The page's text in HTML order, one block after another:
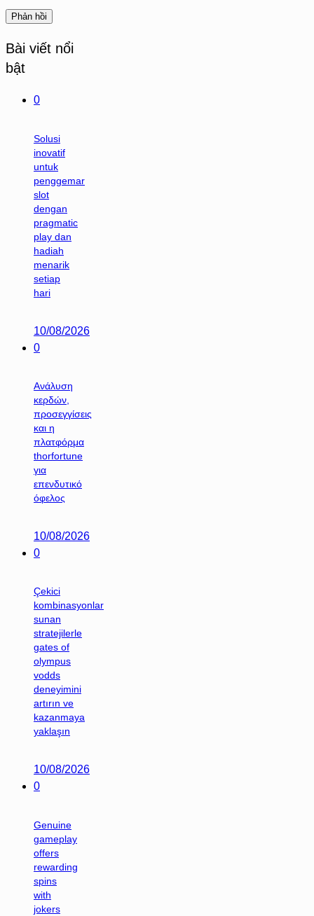
Bài viết nổi
bật
0
Solusi
inovatif
untuk
penggemar
slot
dengan
pragmatic
play dan
hadiah
menarik
setiap
hari
10/08/2026
0
Ανάλυση
κερδών,
προσεγγίσεις
και η
πλατφόρμα
thorfortune
για
επενδυτικό
όφελος
10/08/2026
0
Çekici
kombinasyonlar
sunan
stratejilerle
gates of
olympus
vodds
deneyimini
artırın ve
kazanmaya
yaklaşın
10/08/2026
0
Genuine
gameplay
offers
rewarding
spins
with
jokers